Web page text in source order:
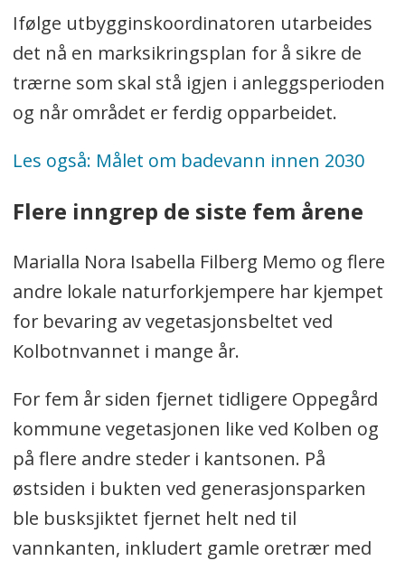
våtmarksområdet for ekstra rensing
og mer biologisk mangfold.
I kantsonene mot vassdrag skal det
opprettholdes et naturlig og variert
motvirker avrenning og gir levested
for planter og dyr.
kantsonen i Veslebukta, p. 5.2
Naturområde (o_GN 9)
Ifølge utbygginskoordinatoren utarbeides
det nå en marksikringsplan for å sikre de
trærne som skal stå igjen i anleggsperioden
og når området er ferdig opparbeidet.
Les også: Målet om badevann innen 2030
Flere inngrep de siste fem årene
Marialla Nora Isabella Filberg Memo og flere
andre lokale naturforkjempere har kjempet
for bevaring av vegetasjonsbeltet ved
Kolbotnvannet i mange år.
For fem år siden fjernet tidligere Oppegård
kommune vegetasjonen like ved Kolben og
på flere andre steder i kantsonen. På
østsiden i bukten ved generasjonsparken
ble busksjiktet fjernet helt ned til
vannkanten, inkludert gamle oretrær med